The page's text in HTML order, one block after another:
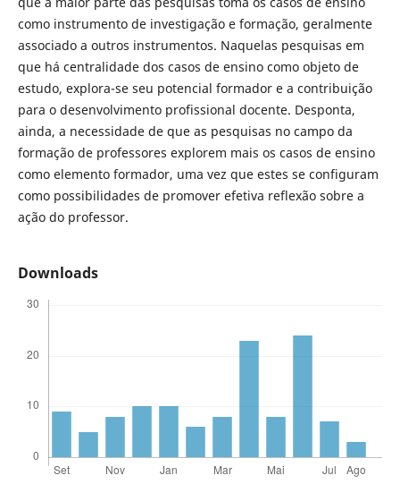
como instrumento de investigação e formação, geralmente
associado a outros instrumentos. Naquelas pesquisas em
que há centralidade dos casos de ensino como objeto de
estudo, explora-se seu potencial formador e a contribuição
para o desenvolvimento profissional docente. Desponta,
ainda, a necessidade de que as pesquisas no campo da
formação de professores explorem mais os casos de ensino
como elemento formador, uma vez que estes se configuram
como possibilidades de promover efetiva reflexão sobre a
ação do professor.
Downloads